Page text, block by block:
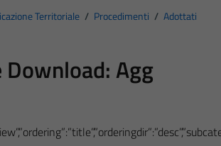
Territoriale / Procedimenti / Adottati
Download: Agg